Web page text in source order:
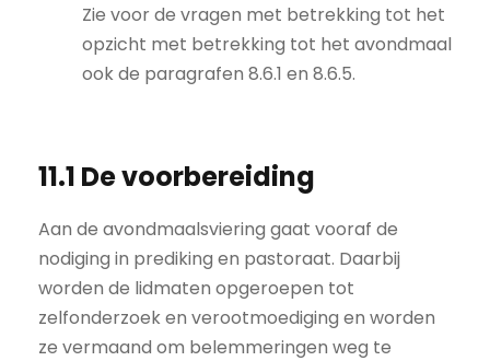
Zie voor de vragen met betrekking tot het
opzicht met betrekking tot het avondmaal
ook de paragrafen 8.6.1 en 8.6.5.
11.1 De voorbereiding
Aan de avondmaalsviering gaat vooraf de
nodiging in prediking en pastoraat. Daarbij
worden de lidmaten opgeroepen tot
zelfonderzoek en verootmoediging en worden
ze vermaand om belemmeringen weg te